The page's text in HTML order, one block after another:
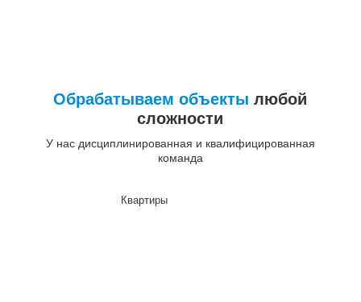
Обрабатываем объекты любой
сложности
У нас дисциплинированная и квалифицированная
команда
Квартиры